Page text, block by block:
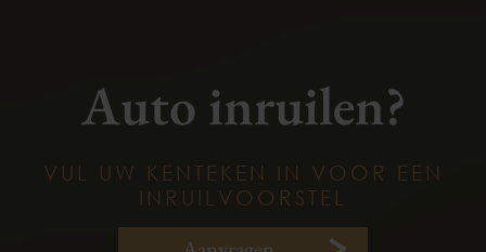
Auto inruilen?
VUL UW KENTEKEN IN VOOR EEN
INRUILVOORSTEL